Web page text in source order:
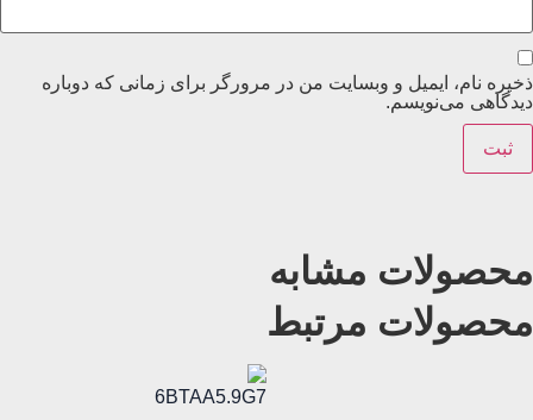
ذخیره نام، ایمیل و وبسایت من در مرورگر برای زمانی که دوباره
دیدگاهی می‌نویسم.
محصولات مشابه
محصولات مرتبط